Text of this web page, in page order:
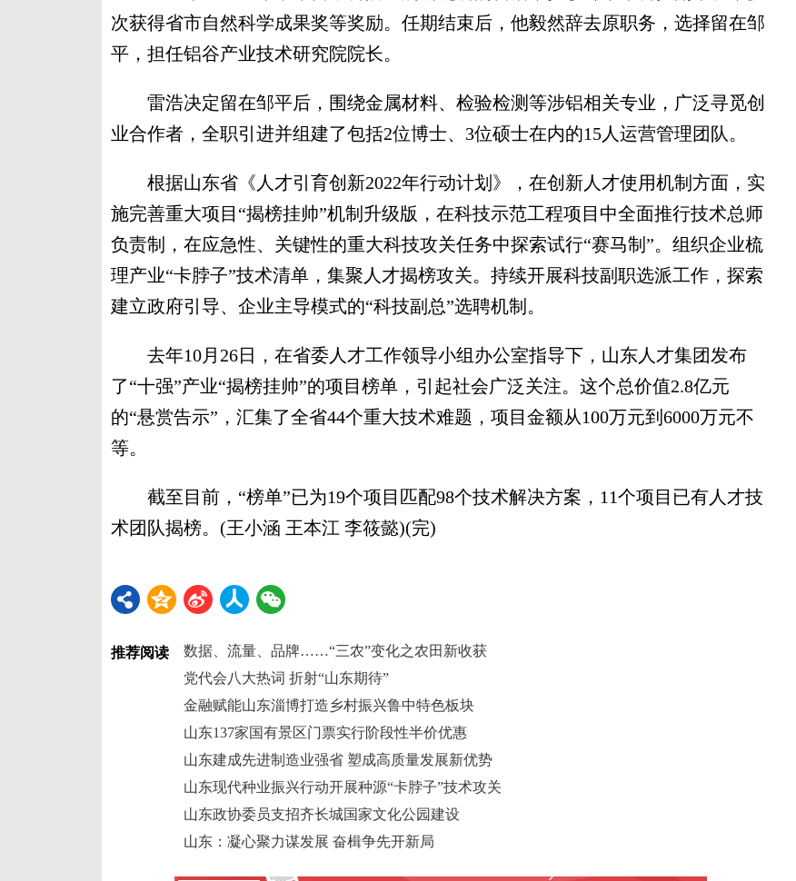
次获得省市自然科学成果奖等奖励。任期结束后，他毅然辞去原职务，选择留在邹
平，担任铝谷产业技术研究院院长。
雷浩决定留在邹平后，围绕金属材料、检验检测等涉铝相关专业，广泛寻觅创
业合作者，全职引进并组建了包括2位博士、3位硕士在内的15人运营管理团队。
根据山东省《人才引育创新2022年行动计划》，在创新人才使用机制方面，实
施完善重大项目“揭榜挂帅”机制升级版，在科技示范工程项目中全面推行技术总师
负责制，在应急性、关键性的重大科技攻关任务中探索试行“赛马制”。组织企业梳
理产业“卡脖子”技术清单，集聚人才揭榜攻关。持续开展科技副职选派工作，探索
建立政府引导、企业主导模式的“科技副总”选聘机制。
去年10月26日，在省委人才工作领导小组办公室指导下，山东人才集团发布
了“十强”产业“揭榜挂帅”的项目榜单，引起社会广泛关注。这个总价值2.8亿元
的“悬赏告示”，汇集了全省44个重大技术难题，项目金额从100万元到6000万元不
等。
截至目前，“榜单”已为19个项目匹配98个技术解决方案，11个项目已有人才技
术团队揭榜。(王小涵 王本江 李筱懿)(完)
推荐阅读
数据、流量、品牌……“三农”变化之农田新收获
党代会八大热词 折射“山东期待”
金融赋能山东淄博打造乡村振兴鲁中特色板块
山东137家国有景区门票实行阶段性半价优惠
山东建成先进制造业强省 塑成高质量发展新优势
山东现代种业振兴行动开展种源“卡脖子”技术攻关
山东政协委员支招齐长城国家文化公园建设
山东：凝心聚力谋发展 奋楫争先开新局